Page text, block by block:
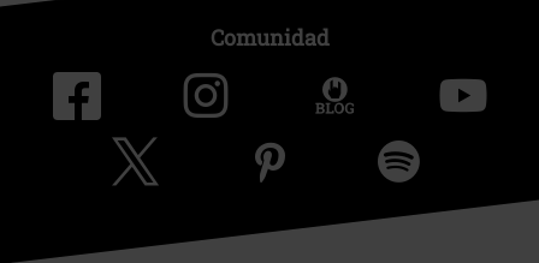
Comunidad